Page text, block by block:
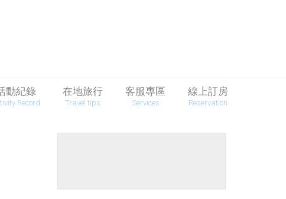
動紀錄
Record
在地旅行
Travel tips
客服專區
Services
線上訂房
Reservation